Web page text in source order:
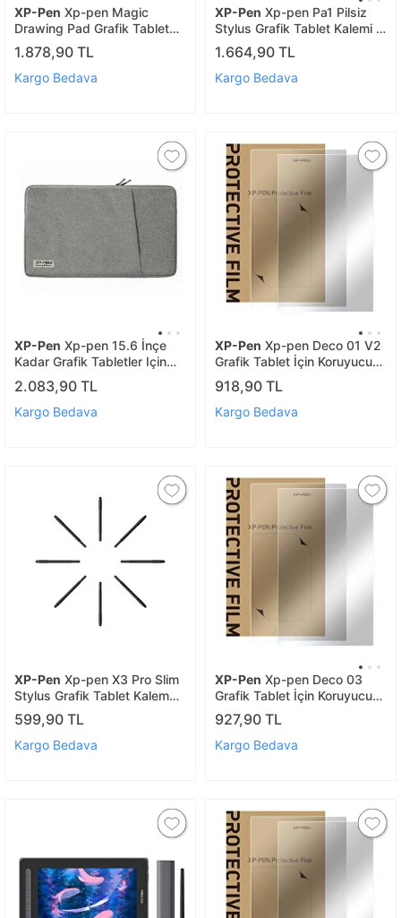
XP-Pen Xp-pen Magic
Drawing Pad Grafik Tablet
Kalem Yedek Uç Paketi 20
Adet Keçe
1.878,90 TL
Kargo Bedava
XP-Pen Xp-pen Pa1 Pilsiz
Stylus Grafik Tablet Kalemi -
Deco Pro S/m Uyumlu
1.664,90 TL
Kargo Bedava
XP-Pen Xp-pen 15.6 İnçe
Kadar Grafik Tabletler Için
Koruyucu Kılıf Çanta Düz
Renk (artist 15.6/ 15.6 Pro/pr
2.083,90 TL
Kargo Bedava
XP-Pen Xp-pen Deco 01 V2
Grafik Tablet İçin Koruyucu
Film 2 Adet
918,90 TL
Kargo Bedava
XP-Pen Xp-pen X3 Pro Slim
Stylus Grafik Tablet Kalem
Yedek Uç Paketi 20 Adet
Normal - Artist Pro24 Gen2
4k/
599,90 TL
Kargo Bedava
XP-Pen Xp-pen Deco 03
Grafik Tablet İçin Koruyucu
Film 2 Adet
927,90 TL
Kargo Bedava